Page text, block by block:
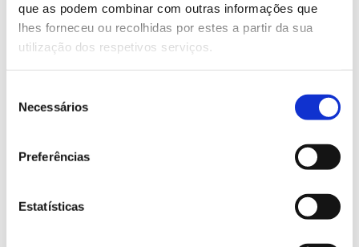
que as podem combinar com outras informações que
lhes forneceu ou recolhidas por estes a partir da sua
utilização dos respetivos serviços.
Necessários
Preferências
Estatísticas
Genoma do priolo e de outras espécies em risco:
conhecer para conservar
Registar galhas de Trichi em acácia-das-espigas: